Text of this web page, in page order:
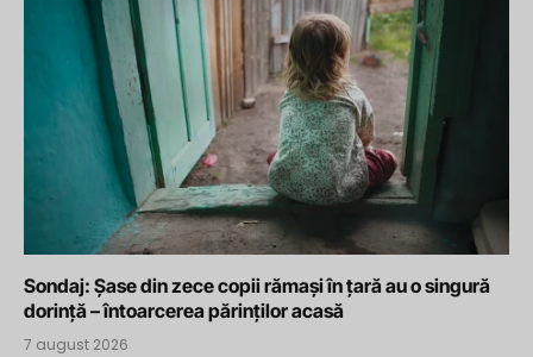
Sondaj: Șase din zece copii rămași în țară au o singură
dorință – întoarcerea părinților acasă
7 august 2026